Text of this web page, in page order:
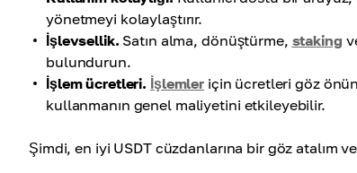
yönetmeyi kolaylaştırır.
İşlevsellik. Satın alma, dönüştürme, staking
bulundurun.
İşlem ücretleri. İşlemler için ücretleri göz
kullanmanın genel maliyetini etkileyebilir.
Şimdi, en iyi USDT cüzdanlarına bir göz atalım